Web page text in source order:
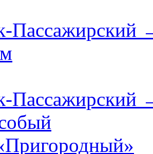
Пассажирский
Пассажирский